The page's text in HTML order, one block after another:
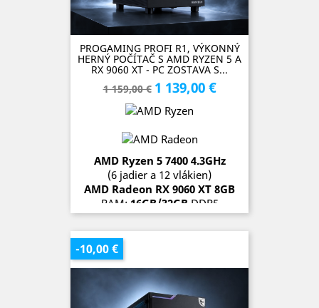
PROGAMING PROFI R1, VÝKONNÝ
HERNÝ POČÍTAČ S AMD RYZEN 5 A
RX 9060 XT - PC ZOSTAVA S...
Základná
cena
1 159,00 € Cena
1 139,00 €
AMD Ryzen 5 7400 4.3GHz
(6 jadier a 12 vlákien)
AMD Radeon RX 9060 XT 8GB
RAM: 16GB/32GB DDR5
SSD:1TB/2TB
OS:Microsoft Windows 11 Pro
SKLADOM (1 kus)
-10,00 €